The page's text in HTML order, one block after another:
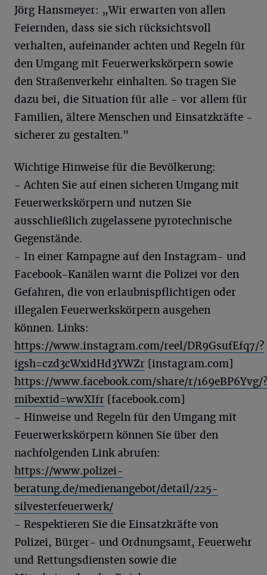
Jörg Hansmeyer: „Wir erwarten von allen
Feiernden, dass sie sich rücksichtsvoll
verhalten, aufeinander achten und Regeln für
den Umgang mit Feuerwerkskörpern sowie
den Straßenverkehr einhalten. So tragen Sie
dazu bei, die Situation für alle - vor allem für
Familien, ältere Menschen und Einsatzkräfte -
sicherer zu gestalten."
Wichtige Hinweise für die Bevölkerung:
- Achten Sie auf einen sicheren Umgang mit
Feuerwerkskörpern und nutzen Sie
ausschließlich zugelassene pyrotechnische
Gegenstände.
- In einer Kampagne auf den Instagram- und
Facebook-Kanälen warnt die Polizei vor den
Gefahren, die von erlaubnispflichtigen oder
illegalen Feuerwerkskörpern ausgehen
können. Links:
https://www.instagram.com/reel/DR9GsufEfq7/?
igsh=czd3cWxidHd3YWZr [instagram.com]
https://www.facebook.com/share/r/169eBP6Yvg/?
mibextid=wwXIfr [facebook.com]
- Hinweise und Regeln für den Umgang mit
Feuerwerkskörpern können Sie über den
nachfolgenden Link abrufen:
https://www.polizei-
beratung.de/medienangebot/detail/225-
silvesterfeuerwerk/
- Respektieren Sie die Einsatzkräfte von
Polizei, Bürger- und Ordnungsamt, Feuerwehr
und Rettungsdiensten sowie die